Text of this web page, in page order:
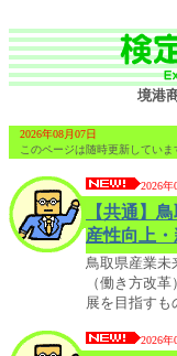
境港
2026年08月07日
このページは随時更新していま
2026
【共通】
産性向上
鳥取県産業未
（働き方改
展を目指すも
2026